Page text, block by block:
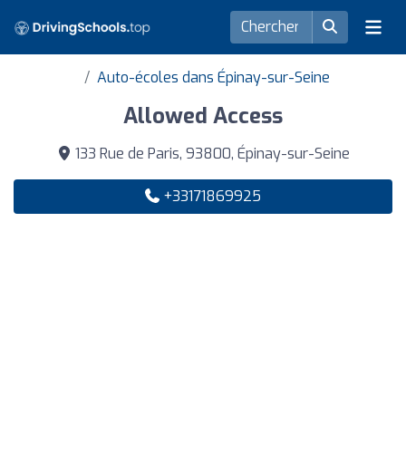
Auto-écoles dans Épinay-sur-Seine
Allowed Access
133 Rue de Paris, 93800, Épinay-sur-Seine
+33171869925